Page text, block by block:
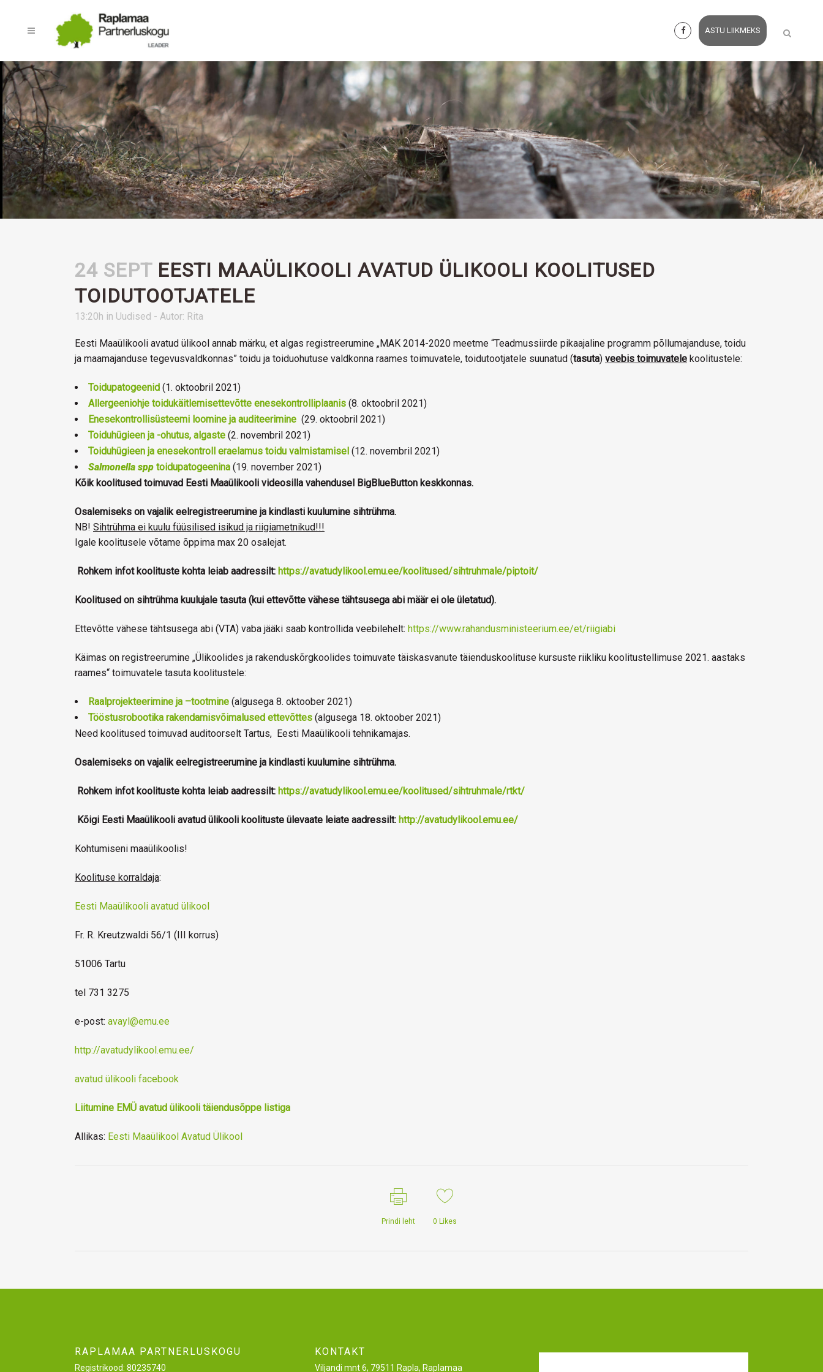
ASTU LIIKMEKS
24 SEPTEESTI MAAÜLIKOOLI AVATUD ÜLIKOOLI KOOLITUSED
TOIDUTOOTJATELE
13:20h in Uudised - Autor: Rita
Eesti Maaülikooli avatud ülikool annab märku, et algas registreerumine „MAK 2014-2020 meetme “Teadmussiirde pikaajaline programm põllumajanduse, toidu
ja maamajanduse tegevusvaldkonnas” toidu ja toiduohutuse valdkonna raames toimuvatele, toidutootjatele suunatud (tasuta) veebis toimuvatele koolitustele:
Toidupatogeenid (1. oktoobril 2021)
Allergeeniohje toidukäitlemisettevõtte enesekontrolliplaanis (8. oktoobril 2021)
Enesekontrollisüsteemi loomine ja auditeerimine (29. oktoobril 2021)
Toiduhügieen ja -ohutus, algaste (2. novembril 2021)
Toiduhügieen ja enesekontroll eraelamus toidu valmistamisel (12. novembril 2021)
Salmonella spp toidupatogeenina (19. november 2021)
Kõik koolitused toimuvad Eesti Maaülikooli videosilla vahendusel BigBlueButton keskkonnas.
Osalemiseks on vajalik eelregistreerumine ja kindlasti kuulumine sihtrühma.
NB! Sihtrühma ei kuulu füüsilised isikud ja riigiametnikud!!!
Igale koolitusele võtame õppima max 20 osalejat.
Rohkem infot koolituste kohta leiab aadressilt: https://avatudylikool.emu.ee/koolitused/sihtruhmale/piptoit/
Koolitused on sihtrühma kuulujale tasuta (kui ettevõtte vähese tähtsusega abi määr ei ole ületatud).
Ettevõtte vähese tähtsusega abi (VTA) vaba jääki saab kontrollida veebilehelt: https://www.rahandusministeerium.ee/et/riigiabi
Käimas on registreerumine „Ülikoolides ja rakenduskõrgkoolides toimuvate täiskasvanute täienduskoolituse kursuste riikliku koolitustellimuse 2021. aastaks
raames“ toimuvatele tasuta koolitustele:
Raalprojekteerimine ja –tootmine (algusega 8. oktoober 2021)
Tööstusrobootika rakendamisvõimalused ettevõttes (algusega 18. oktoober 2021)
Need koolitused toimuvad auditoorselt Tartus, Eesti Maaülikooli tehnikamajas.
Osalemiseks on vajalik eelregistreerumine ja kindlasti kuulumine sihtrühma.
Rohkem infot koolituste kohta leiab aadressilt: https://avatudylikool.emu.ee/koolitused/sihtruhmale/rtkt/
Kõigi Eesti Maaülikooli avatud ülikooli koolituste ülevaate leiate aadressilt: http://avatudylikool.emu.ee/
Kohtumiseni maaülikoolis!
Koolituse korraldaja:
Eesti Maaülikooli avatud ülikool
Fr. R. Kreutzwaldi 56/1 (III korrus)
51006 Tartu
tel 731 3275
e-post: avayl@emu.ee
http://avatudylikool.emu.ee/
avatud ülikooli facebook
Liitumine EMÜ avatud ülikooli täiendusõppe listiga
Allikas: Eesti Maaülikool Avatud Ülikool
Prindi leht 0 Likes
RAPLAMAA PARTNERLUSKOGU
Registrikood: 80235740
KONTAKT
Viljandi mnt 6, 79511 Rapla, Raplamaa